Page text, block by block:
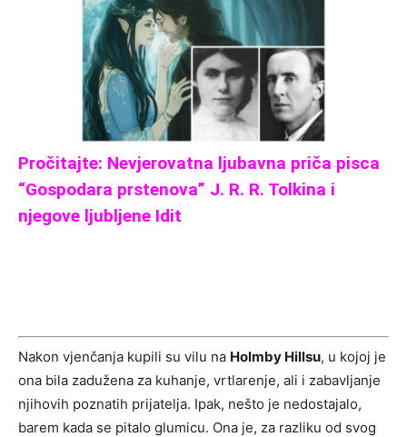
Pročitajte: Nevjerovatna ljubavna priča pisca
“Gospodara prstenova” J. R. R. Tolkina i
njegove ljubljene Idit
Nakon vjenčanja kupili su vilu na Holmby Hillsu, u kojoj je
ona bila zadužena za kuhanje, vrtlarenje, ali i zabavljanje
njihovih poznatih prijatelja. Ipak, nešto je nedostajalo,
barem kada se pitalo glumicu. Ona je, za razliku od svog